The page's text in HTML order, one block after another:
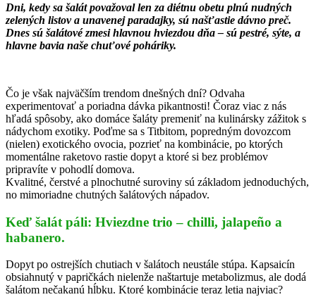
Dni, kedy sa šalát považoval len za diétnu obetu plnú nudných
zelených listov a unavenej paradajky, sú našťastie dávno preč.
Dnes sú šalátové zmesi hlavnou hviezdou dňa – sú pestré, sýte, a
hlavne bavia naše chuťové poháriky.
Čo je však najväčším trendom dnešných dní? Odvaha
experimentovať a poriadna dávka pikantnosti! Čoraz viac z nás
hľadá spôsoby, ako domáce šaláty premeniť na kulinársky zážitok s
nádychom exotiky. Poďme sa s Titbitom, popredným dovozcom
(nielen) exotického ovocia, pozrieť na kombinácie, po ktorých
momentálne raketovo rastie dopyt a ktoré si bez problémov
pripravíte v pohodlí domova.
Kvalitné, čerstvé a plnochutné suroviny sú základom jednoduchých,
no mimoriadne chutných šalátových nápadov.
Keď šalát páli: Hviezdne trio – chilli, jalapeño a
habanero.
Dopyt po ostrejších chutiach v šalátoch neustále stúpa. Kapsaicín
obsiahnutý v papričkách nielenže naštartuje metabolizmus, ale dodá
šalátom nečakanú hĺbku. Ktoré kombinácie teraz letia najviac?